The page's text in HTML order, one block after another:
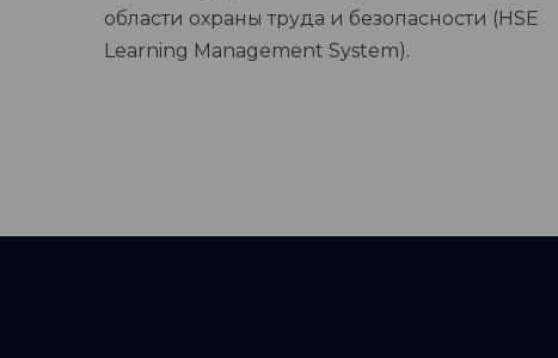
области охраны труда и безопасности (HSE
Learning Management System).